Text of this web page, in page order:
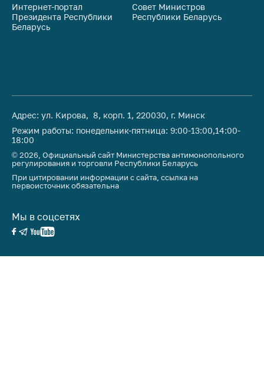
сотрудничество
Применение мер
Выставочная
Республике
Беларусь
Защита
персональных
данных
Обратиться в МАРТ
Интернет-портал
Президента Республики
Беларусь
Совет Министров
Республики Беларусь
Адрес: ул. Кирова, 8, корп. 1, 220030, г. Минск
Режим работы: понедельник-пятница: 9:00-13:00,14:00-
18:00
© 2026, Официальный сайт Министерства антимонопольного
регулирования и торговли Республики Беларусь
При цитировании информации с сайта, ссылка на
первоисточник обязательна
Мы в соцсетях